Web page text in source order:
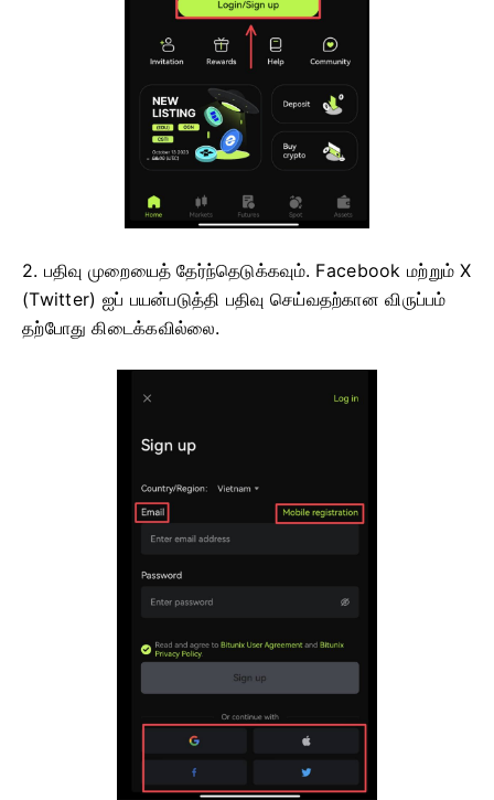
2. பதிவு முறையைத் தேர்ந்தெடுக்கவும். Facebook மற்றும் X
(Twitter) ஐப் பயன்படுத்தி பதிவு செய்வதற்கான விருப்பம்
தற்போது கிடைக்கவில்லை.